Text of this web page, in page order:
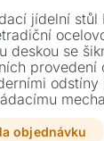
jídelní stůl
deskou se
provedení
odstíny
stolu
objednávku